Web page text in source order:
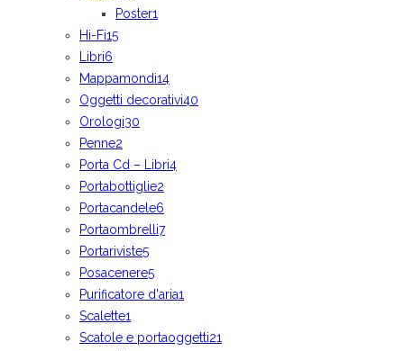
Poster1
Hi-Fi15
Libri6
Mappamondi14
Oggetti decorativi40
Orologi30
Penne2
Porta Cd – Libri4
Portabottiglie2
Portacandele6
Portaombrelli7
Portariviste5
Posacenere5
Purificatore d'aria1
Scalette1
Scatole e portaoggetti21